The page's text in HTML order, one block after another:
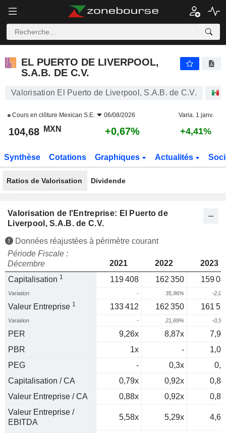
EL PUERTO DE LIVERPOOL,
S.A.B. DE C.V.
Valorisation El Puerto de Liverpool, S.A.B. de C.V.
Cours en clôture Mexican S.E. 06/08/2026 Varia. 1 janv.
104,68 MXN +0,67% +4,41%
Synthèse Cotations Graphiques Actualités
Ratios de Valorisation Dividende
Valorisation de l'Entreprise: El Puerto de
Liverpool, S.A.B. de C.V.
Données réajustées à périmètre courant
Période Fiscale :
Décembre
2021 2022
2023
Capitalisation 1 119 408 162 350 159
Variation - 35,96% -
Valeur Entreprise 1 133 412 162 350 161
Variation - 21,69% -
PER 9,26x 8,87x
PBR
1x -
PEG
- 0,3x
Capitalisation / CA
0,79x 0,92x
Valeur Entreprise / CA
0,88x 0,92x
Valeur Entreprise /
EBITDA
5,58x 5,29x